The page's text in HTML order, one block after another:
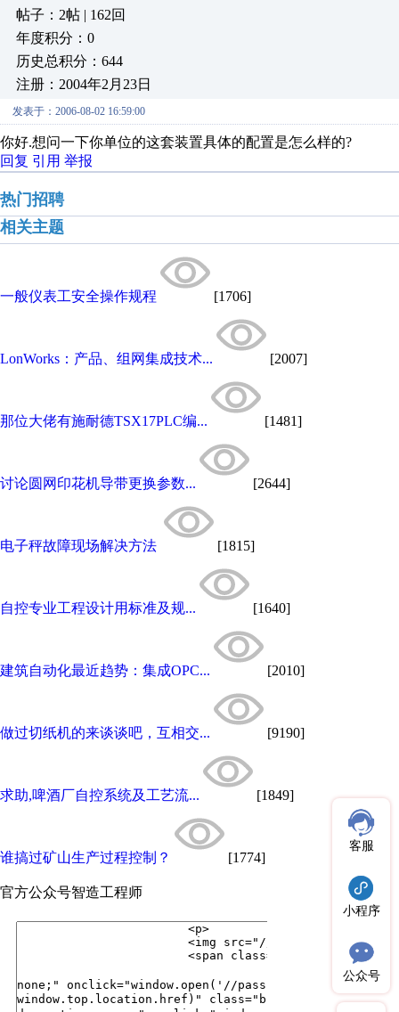
帖子：2帖 | 162回
年度积分：0
历史总积分：644
注册：2004年2月23日
发表于：2006-08-02 16:59:00
你好.想问一下你单位的这套装置具体的配置是怎么样的?
回复 引用 举报
热门招聘
相关主题
一般仪表工安全操作规程 [1706]
LonWorks：产品、组网集成技术... [2007]
那位大佬有施耐德TSX17PLC编... [1481]
讨论圆网印花机导带更换参数... [2644]
电子秤故障现场解决方法 [1815]
自控专业工程设计用标准及规... [1640]
建筑自动化最近趋势：集成OPC... [2010]
做过切纸机的来谈谈吧，互相交... [9190]
求助,啤酒厂自控系统及工艺流... [1849]
谁搞过矿山生产过程控制？ [1774]
官方公众号智造工程师
客服
小程序
公众号